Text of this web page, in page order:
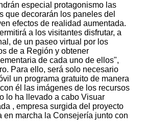
especial protagonismo las
que decorarán los paneles del
efectos de realidad aumentada.
a los visitantes disfrutar, a
de un paseo virtual por los
de a Región y obtener
de cada uno de ellos",
Para ello, será solo necesario
un programa gratuito de manera
él las imágenes de los recursos
lo ha llevado a cabo Visuar
, empresa surgida del proyecto
en marcha la Consejería junto con